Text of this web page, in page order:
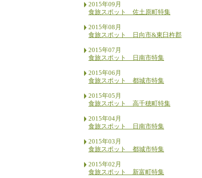
2015年09月
食旅スポット 佐土原町特集
2015年08月
食旅スポット 日向市&東臼杵郡
2015年07月
食旅スポット 日南市特集
2015年06月
食旅スポット 都城市特集
2015年05月
食旅スポット 高千穂町特集
2015年04月
食旅スポット 日南市特集
2015年03月
食旅スポット 都城市特集
2015年02月
食旅スポット 新富町特集